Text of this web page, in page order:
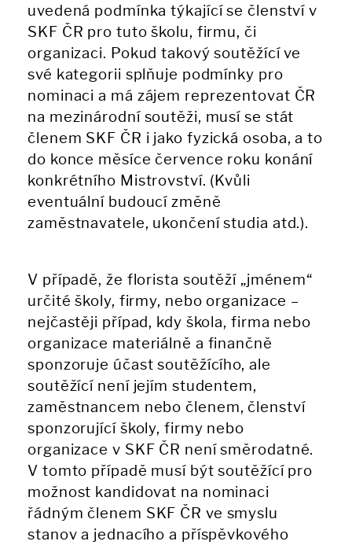
uvedená podmínka týkající se členství v
SKF ČR pro tuto školu, firmu, či
organizaci. Pokud takový soutěžící ve
své kategorii splňuje podmínky pro
nominaci a má zájem reprezentovat ČR
na mezinárodní soutěži, musí se stát
členem SKF ČR i jako fyzická osoba, a to
do konce měsíce července roku konání
konkrétního Mistrovství. (Kvůli
eventuální budoucí změně
zaměstnavatele, ukončení studia atd.).
V případě, že florista soutěží „jménem“
určité školy, firmy, nebo organizace –
nejčastěji případ, kdy škola, firma nebo
organizace materiálně a finančně
sponzoruje účast soutěžícího, ale
soutěžící není jejím studentem,
zaměstnancem nebo členem, členství
sponzorující školy, firmy nebo
organizace v SKF ČR není směrodatné.
V tomto případě musí být soutěžící pro
možnost kandidovat na nominaci
řádným členem SKF ČR ve smyslu
stanov a jednacího a příspěvkového